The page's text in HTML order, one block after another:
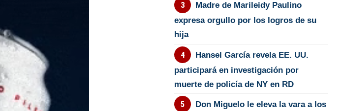
Madre de Marileidy Paulino
expresa orgullo por los logros de su
hija
Hansel García revela EE. UU.
participará en investigación por
muerte de policía de NY en RD
Don Miguelo le eleva la vara a los